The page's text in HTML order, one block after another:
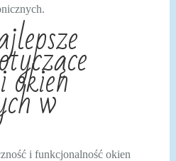
okien
w
i funkcjonalność okien